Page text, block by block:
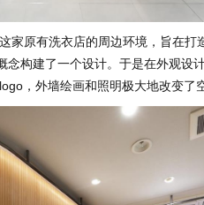
家原有洗衣店的周边环境，旨在打
念构建了一个设计。于是在外观设
，外墙绘画和照明极大地改变了